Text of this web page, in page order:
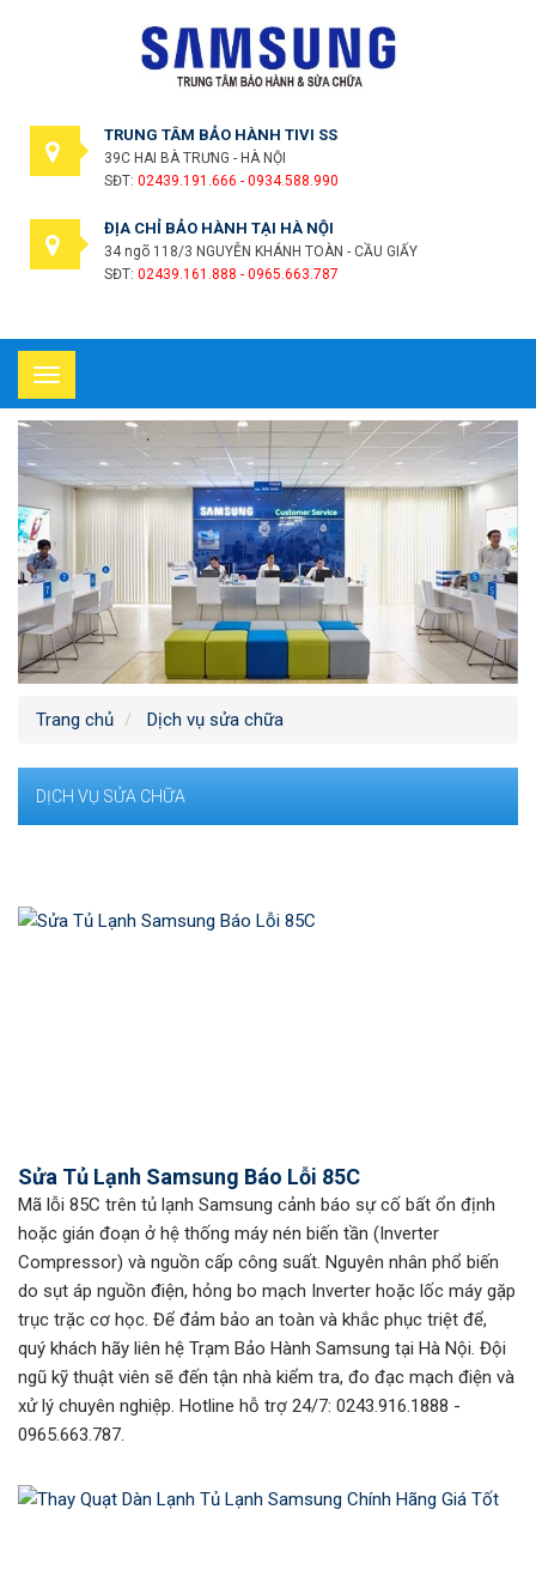
TRUNG TÂM BẢO HÀNH TIVI SS
39C HAI BÀ TRƯNG - HÀ NỘI
SĐT: 02439.191.666 - 0934.588.990
ĐỊA CHỈ BẢO HÀNH TẠI HÀ NỘI
34 ngõ 118/3 NGUYỄN KHÁNH TOÀN - CẦU GIẤY
SĐT: 02439.161.888 - 0965.663.787
Toggle
navigation
Trang chủ Dịch vụ sửa chữa
DỊCH VỤ SỬA CHỮA
Sửa Tủ Lạnh Samsung Báo Lỗi 85C
Mã lỗi 85C trên tủ lạnh Samsung cảnh báo sự cố bất ổn định
hoặc gián đoạn ở hệ thống máy nén biến tần (Inverter
Compressor) và nguồn cấp công suất. Nguyên nhân phổ biến
do sụt áp nguồn điện, hỏng bo mạch Inverter hoặc lốc máy gặp
trục trặc cơ học. Để đảm bảo an toàn và khắc phục triệt để,
quý khách hãy liên hệ Trạm Bảo Hành Samsung tại Hà Nội. Đội
ngũ kỹ thuật viên sẽ đến tận nhà kiểm tra, đo đạc mạch điện và
xử lý chuyên nghiệp. Hotline hỗ trợ 24/7: 0243.916.1888 -
0965.663.787.